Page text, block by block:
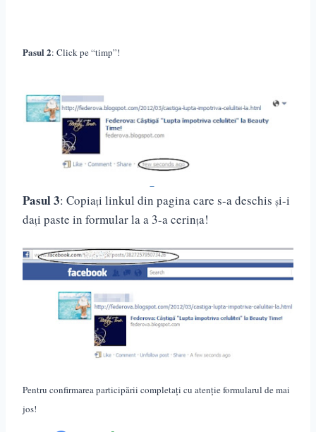
Pasul 2: Click pe “timp”!
Pasul 3: Copiați linkul din pagina care s-a deschis și-i
dați paste in formular la a 3-a cerința!
Pentru confirmarea participării completați cu atenție formularul de mai
jos!